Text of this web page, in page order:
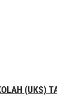
(UKS)